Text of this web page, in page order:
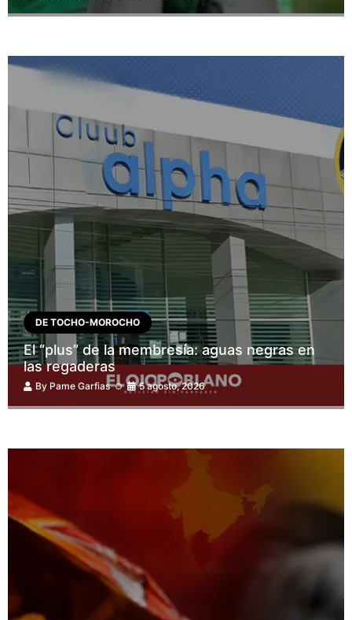
DE TOCHO-MOROCHO
El “plus” de la membresía: aguas negras en
las regaderas
By Pame Garfias 5 agosto, 2026